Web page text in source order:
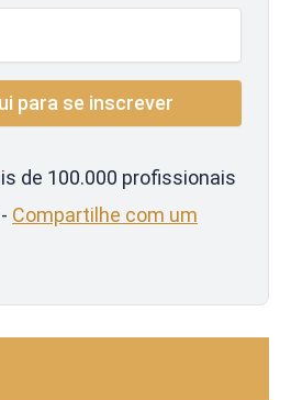
de 100.000 profissionais
Compartilhe com um